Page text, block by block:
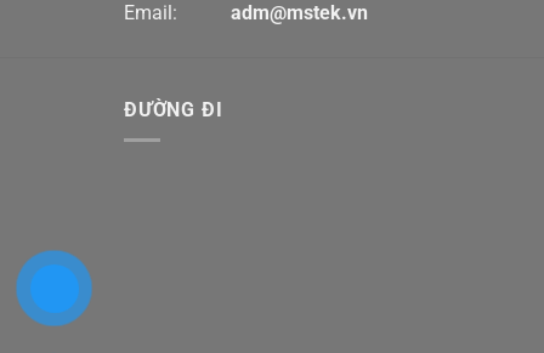
Email:
adm@mstek.vn
ĐƯỜNG ĐI